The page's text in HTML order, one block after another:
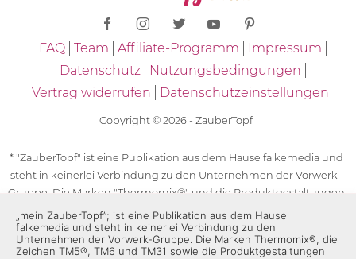
FAQ Team Affiliate-Programm
Impressum
Datenschutz
Nutzungsbedingungen
Vertrag widerrufen
Datenschutzeinstellungen
Copyright © 2026 - ZauberTopf
* "ZauberTopf" ist eine Publikation aus dem Hause falkemedia und
steht in keinerlei Verbindung zu den Unternehmen der Vorwerk-
Gruppe. Die Marken "Thermomix®" und die Produktgestaltungen
des "Thermomix®" sind eingetragene Marken der Unternehmen
der Vorwerk-Gruppe. Die Marken Thermomix®, die Zeichen TM5®,
TM6 und TM31 sowie die Produktgestaltungen des Thermomix®
„mein ZauberTopf”; ist eine Publikation aus dem Hause
falkemedia und steht in keinerlei Verbindung zu den
Unternehmen der Vorwerk-Gruppe. Die Marken Thermomix®, die
Zeichen TM5®, TM6 und TM31 sowie die Produktgestaltungen